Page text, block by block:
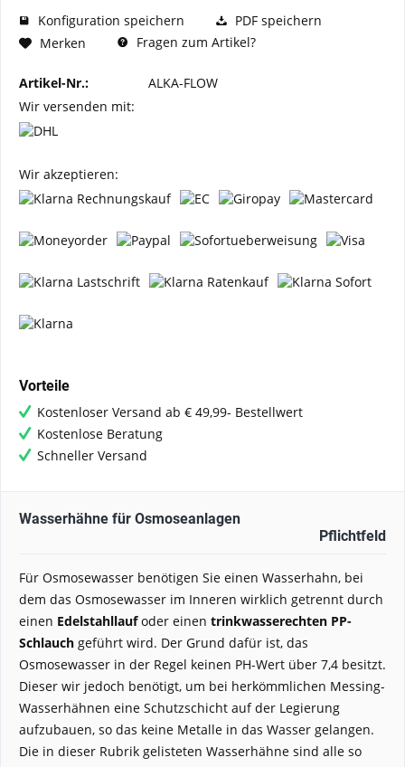
Konfiguration speichern
PDF speichern
Merken
Fragen zum Artikel?
Artikel-Nr.:
ALKA-FLOW
Wir versenden mit:
Wir akzeptieren:
Vorteile
Kostenloser Versand ab € 49,99- Bestellwert
Kostenlose Beratung
Schneller Versand
Wasserhähne für Osmoseanlagen
Pflichtfeld
Für Osmosewasser benötigen Sie einen Wasserhahn, bei
dem das Osmosewasser im Inneren wirklich getrennt durch
einen Edelstahllaufoder einen trinkwasserechten PP-
Schlauch geführt wird. Der Grund dafür ist, das
Osmosewasser in der Regel keinen PH-Wert über 7,4 besitzt.
Dieser wir jedoch benötigt, um bei herkömmlichen Messing-
Wasserhähnen eine Schutzschicht auf der Legierung
aufzubauen, so das keine Metalle in das Wasser gelangen.
Die in dieser Rubrik gelisteten Wasserhähne sind alle so